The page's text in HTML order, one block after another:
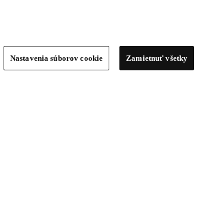
Nastavenia súborov cookie Zamietnuť všetky